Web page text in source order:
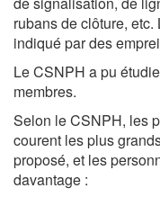
rubans de clôture,
indiqué par des
Le CSNPH a pu
membres.
Selon le CSNPH, les
courent les plus
proposé, et les
davantage :